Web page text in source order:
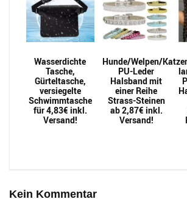
Wasserdichte
Tasche,
Gürteltasche,
versiegelte
Schwimmtasche
für 4,83€ inkl.
Versand!
Hunde/Welpen/
PU-Leder
Halsband mit
einer Reihe
Strass-Steinen
ab 2,87€ inkl.
Versand!
Kein Kommentar